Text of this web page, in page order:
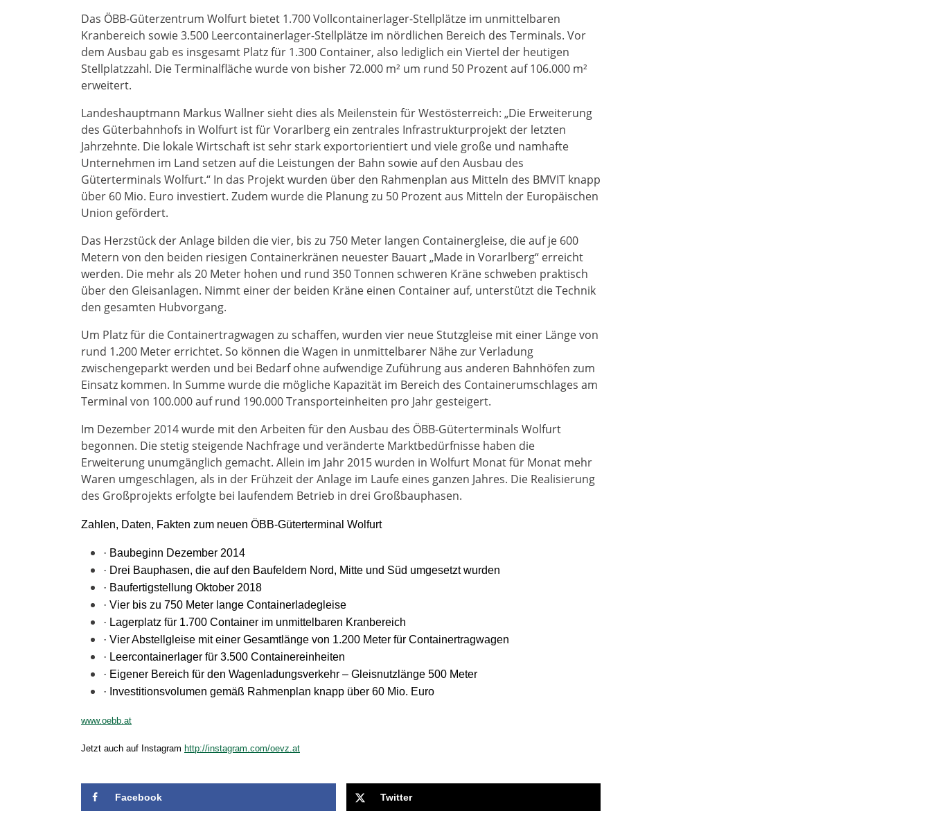
Das ÖBB-Güterzentrum Wolfurt bietet 1.700 Vollcontainerlager-Stellplätze im unmittelbaren
Kranbereich sowie 3.500 Leercontainerlager-Stellplätze im nördlichen Bereich des Terminals. Vor
dem Ausbau gab es insgesamt Platz für 1.300 Container, also lediglich ein Viertel der heutigen
Stellplatzzahl. Die Terminalfläche wurde von bisher 72.000 m² um rund 50 Prozent auf 106.000 m²
erweitert.
Landeshauptmann Markus Wallner sieht dies als Meilenstein für Westösterreich: „Die Erweiterung
des Güterbahnhofs in Wolfurt ist für Vorarlberg ein zentrales Infrastrukturprojekt der letzten
Jahrzehnte. Die lokale Wirtschaft ist sehr stark exportorientiert und viele große und namhafte
Unternehmen im Land setzen auf die Leistungen der Bahn sowie auf den Ausbau des
Güterterminals Wolfurt.“ In das Projekt wurden über den Rahmenplan aus Mitteln des BMVIT knapp
über 60 Mio. Euro investiert. Zudem wurde die Planung zu 50 Prozent aus Mitteln der Europäischen
Union gefördert.
Das Herzstück der Anlage bilden die vier, bis zu 750 Meter langen Containergleise, die auf je 600
Metern von den beiden riesigen Containerkränen neuester Bauart „Made in Vorarlberg“ erreicht
werden. Die mehr als 20 Meter hohen und rund 350 Tonnen schweren Kräne schweben praktisch
über den Gleisanlagen. Nimmt einer der beiden Kräne einen Container auf, unterstützt die Technik
den gesamten Hubvorgang.
Um Platz für die Containertragwagen zu schaffen, wurden vier neue Stutzgleise mit einer Länge von
rund 1.200 Meter errichtet. So können die Wagen in unmittelbarer Nähe zur Verladung
zwischengeparkt werden und bei Bedarf ohne aufwendige Zuführung aus anderen Bahnhöfen zum
Einsatz kommen. In Summe wurde die mögliche Kapazität im Bereich des Containerumschlages am
Terminal von 100.000 auf rund 190.000 Transporteinheiten pro Jahr gesteigert.
Im Dezember 2014 wurde mit den Arbeiten für den Ausbau des ÖBB-Güterterminals Wolfurt
begonnen. Die stetig steigende Nachfrage und veränderte Marktbedürfnisse haben die
Erweiterung unumgänglich gemacht. Allein im Jahr 2015 wurden in Wolfurt Monat für Monat mehr
Waren umgeschlagen, als in der Frühzeit der Anlage im Laufe eines ganzen Jahres. Die Realisierung
des Großprojekts erfolgte bei laufendem Betrieb in drei Großbauphasen.
Zahlen, Daten, Fakten zum neuen ÖBB-Güterterminal Wolfurt
· Baubeginn Dezember 2014
· Drei Bauphasen, die auf den Baufeldern Nord, Mitte und Süd umgesetzt wurden
· Baufertigstellung Oktober 2018
· Vier bis zu 750 Meter lange Containerladegleise
· Lagerplatz für 1.700 Container im unmittelbaren Kranbereich
· Vier Abstellgleise mit einer Gesamtlänge von 1.200 Meter für Containertragwagen
· Leercontainerlager für 3.500 Containereinheiten
· Eigener Bereich für den Wagenladungsverkehr – Gleisnutzlänge 500 Meter
· Investitionsvolumen gemäß Rahmenplan knapp über 60 Mio. Euro
www.oebb.at
Jetzt auch auf Instagram http://instagram.com/oevz.at
Facebook Twitter